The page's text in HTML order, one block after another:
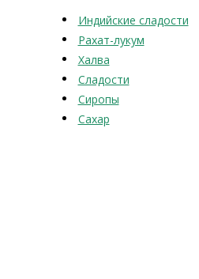
Индийские сладости
Рахат-лукум
Халва
Сладости
Сиропы
Сахар